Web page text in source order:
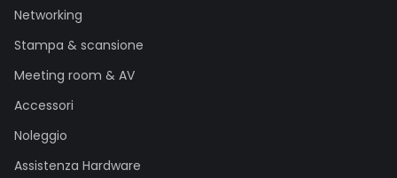
Networking
Stampa & scansione
Meeting room & AV
Accessori
Noleggio
Assistenza Hardware